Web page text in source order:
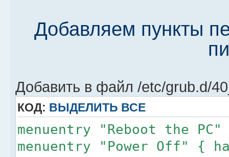
Добавляем пункты
Добавить в файл /etc/grub.d/
КОД: ВЫДЕЛИТЬ ВСЕ
menuentry "Reboot the
menuentry "Power Off" {